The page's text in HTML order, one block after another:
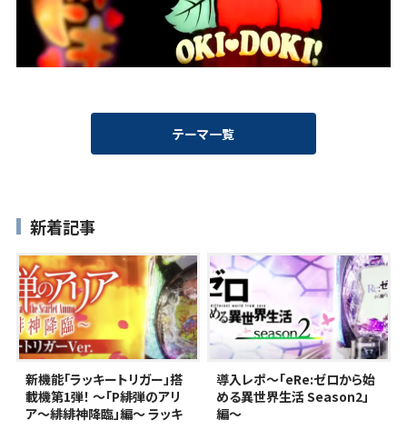
テーマ一覧
新着記事
新機能「ラッキートリガー」搭
載機第1弾！ ～「P緋弾のアリ
ア～緋緋神降臨」編～ ラッキ
導入レポ～｢eRe:ゼロから始
める異世界生活 Season2」
編～